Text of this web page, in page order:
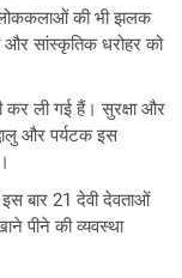
लोककलाओं की भी झलक
सांस्कृतिक धरोहर को
कर ली गई हैं। सुरक्षा और
और पर्यटक इस
इस बार 21 देवी देवताओं
पीने की व्यवस्था